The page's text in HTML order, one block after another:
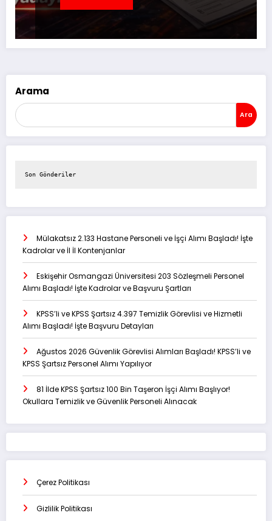
Arama
Ara
Son Gönderiler
Mülakatsız 2.133 Hastane Personeli ve İşçi Alımı Başladı! İşte
Kadrolar ve İl İl Kontenjanlar
Eskişehir Osmangazi Üniversitesi 203 Sözleşmeli Personel
Alımı Başladı! İşte Kadrolar ve Başvuru Şartları
KPSS’li ve KPSS Şartsız 4.397 Temizlik Görevlisi ve Hizmetli
Alımı Başladı! İşte Başvuru Detayları
Ağustos 2026 Güvenlik Görevlisi Alımları Başladı! KPSS’li ve
KPSS Şartsız Personel Alımı Yapılıyor
81 İlde KPSS Şartsız 100 Bin Taşeron İşçi Alımı Başlıyor!
Okullara Temizlik ve Güvenlik Personeli Alınacak
Çerez Politikası
Gizlilik Politikası